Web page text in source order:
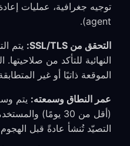
agent).
التحقق من SSL/TLS:
يتم
النهائية للتأكد من
الموقعة ذاتيًا أو غير
عمر النطاق وسمعته: يتم
(أقل من 30 يومًا)
التصيّد تُنشأ عادةً قبل